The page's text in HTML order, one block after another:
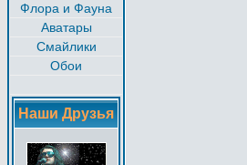
Флора и Фауна
Аватары
Смайлики
Обои
Наши Друзья